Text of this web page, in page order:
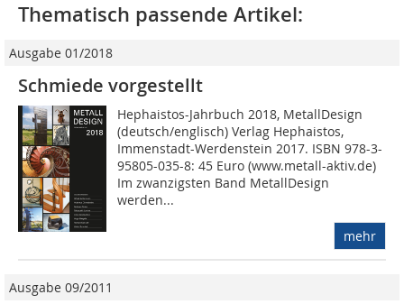
Thematisch passende Artikel:
Ausgabe 01/2018
Schmiede vorgestellt
Hephaistos-Jahrbuch 2018, MetallDesign
(deutsch/englisch) Verlag Hephaistos,
Immenstadt-Werdenstein 2017. ISBN 978-3-
95805-035-8: 45 Euro (www.metall-aktiv.de)
Im zwanzigsten Band MetallDesign
werden...
mehr
Ausgabe 09/2011